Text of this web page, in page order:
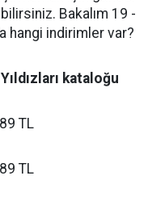
Bakalım 19 -
hangi indirimler var?
kataloğu
TL
TL